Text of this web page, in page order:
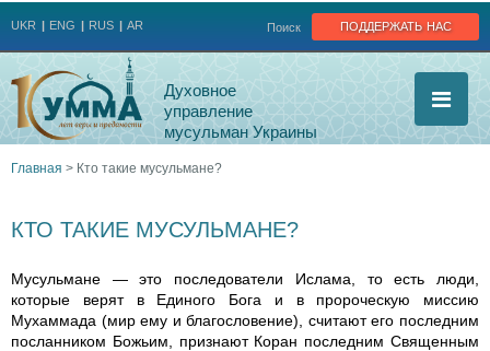
поддержать нас
Поиск
UKR ENG RUS AR
Духовное
управление
мусульман Украины
Главная > Кто такие мусульмане?
КТО ТАКИЕ МУСУЛЬМАНЕ?
Мусульмане — это последователи Ислама, то есть люди,
которые верят в Единого Бога и в пророческую миссию
Мухаммада (мир ему и благословение), считают его последним
посланником Божьим, признают Коран последним Священным